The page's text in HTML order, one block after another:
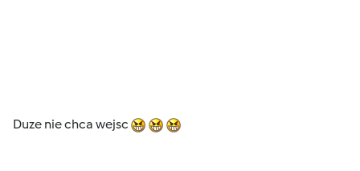
Duze nie chca wejsc